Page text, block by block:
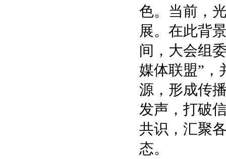
色。当前，
展。在此背
间，大会组
媒体联盟”，
源，形成传
发声，打破
共识，汇聚
态。